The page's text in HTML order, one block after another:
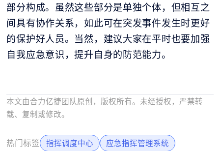
部分构成。虽然这些部分是单独个体，但相互之
间具有协作关系，如此可在突发事件发生时更好
的保护好人员。当然，建议大家在平时也要加强
自我应急意识，提升自身的防范能力。
本文由合力亿捷团队原创，版权所有。未经授权，严禁转
载、复制或修改。
热门标签 指挥调度中心 应急指挥管理系统